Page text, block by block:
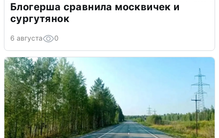
Блогерша сравнила москвичек и
сургутянок
6 августа 0